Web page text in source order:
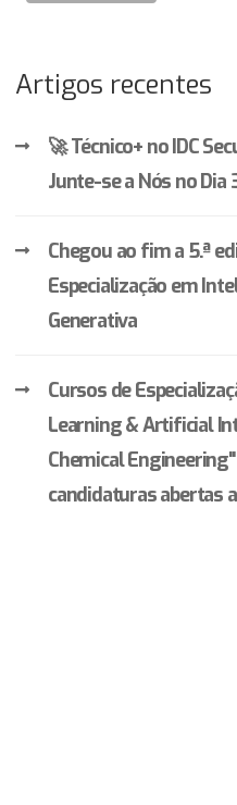
Artigos recentes
🚀 Técnico+ no IDC
Junte-se a Nós no Dia
Chegou ao fim a 5.ª
Especialização em
Generativa
Cursos de
Learning & Artificial
Chemical
candidaturas abertas